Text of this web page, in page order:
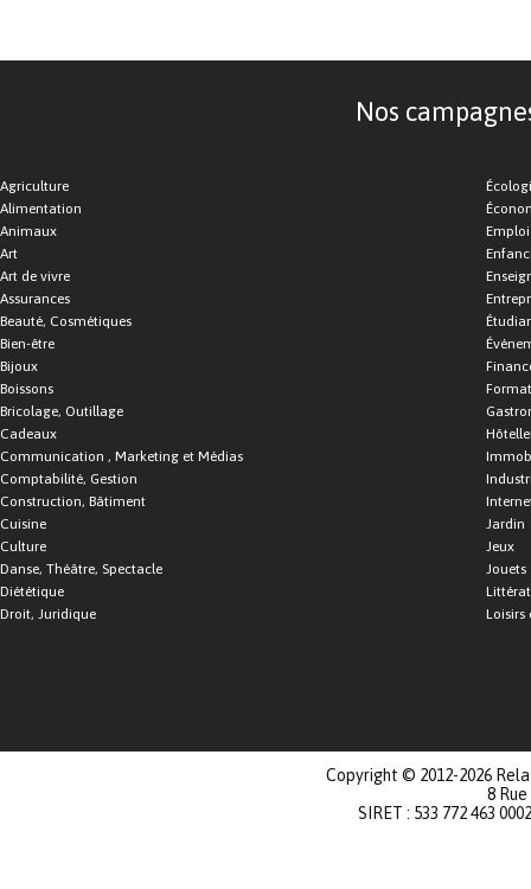
Nos
Agriculture
Alimentation
Animaux
Art
Art de vivre
Assurances
Beauté, Cosmétiques
Bien-être
Bijoux
Boissons
Bricolage, Outillage
Cadeaux
Communication , Marketing et Médias
Comptabilité, Gestion
Construction, Bâtiment
Cuisine
Culture
Danse, Théâtre, Spectacle
Diététique
Droit, Juridique
Emploi
Jardin
Jeux
Jouets
Loisirs
Copyright © 2012-2026
8
SIRET : 533 772 463